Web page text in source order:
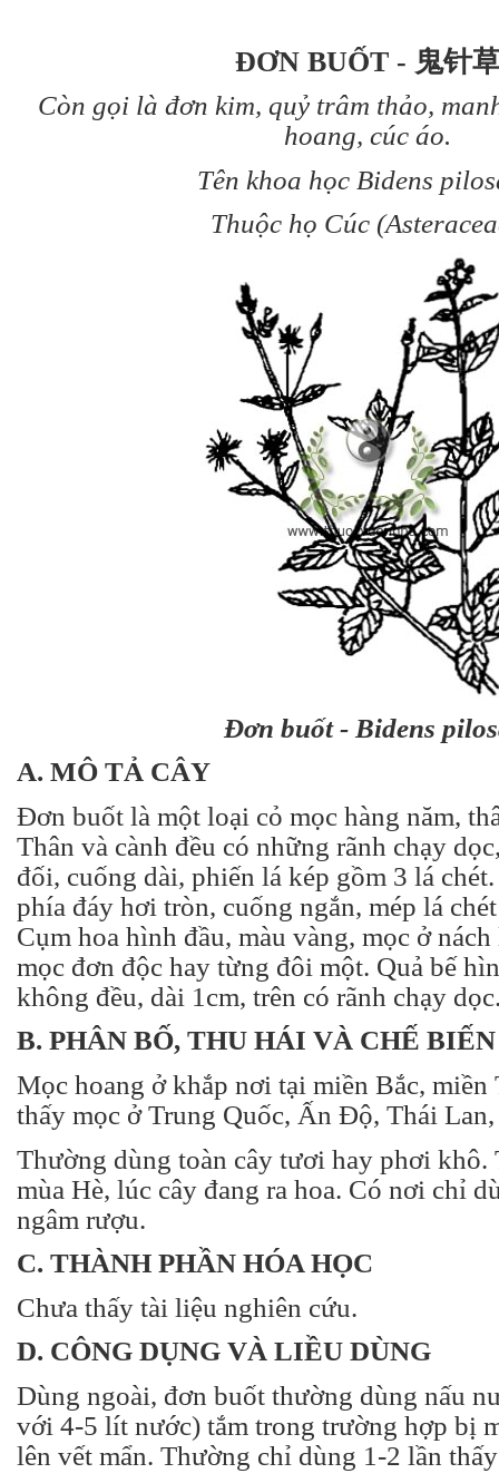
ĐƠN BUỐT - 鬼针
Còn gọi là đơn kim, quỷ trâm thảo,
hoang, cúc áo.
Tên khoa học Bidens
Thuộc họ Cúc
Đơn buốt - Bidens
A. MÔ TẢ CÂY
Đơn buốt là một loại cỏ mọc hàng năm,
Thân và cành đều có những rãnh chạy
đối, cuống dài, phiến lá kép gồm 3 lá
phía đáy hơi tròn, cuống ngắn, mép lá
Cụm hoa hình đầu, màu vàng, mọc ở
mọc đơn độc hay từng đôi một. Quả bế
không đều, dài 1cm, trên có rãnh chạy
B. PHÂN BỐ, THU HÁI VÀ CHẾ BIẾN
Mọc hoang ở khắp nơi tại miền Bắc, miền
thấy mọc ở Trung Quốc, Ấn Độ, Thái
Thường dùng toàn cây tươi hay phơi khô.
mùa Hè, lúc cây đang ra hoa. Có nơi chỉ
ngâm rượu.
C. THÀNH PHẦN HÓA HỌC
Chưa thấy tài liệu nghiên cứu.
D. CÔNG DỤNG VÀ LIỀU DÙNG
Dùng ngoài, đơn buốt thường dùng nấu
với 4-5 lít nước) tắm trong trường hợp bị
lên vết mẩn. Thường chỉ dùng 1-2 lần